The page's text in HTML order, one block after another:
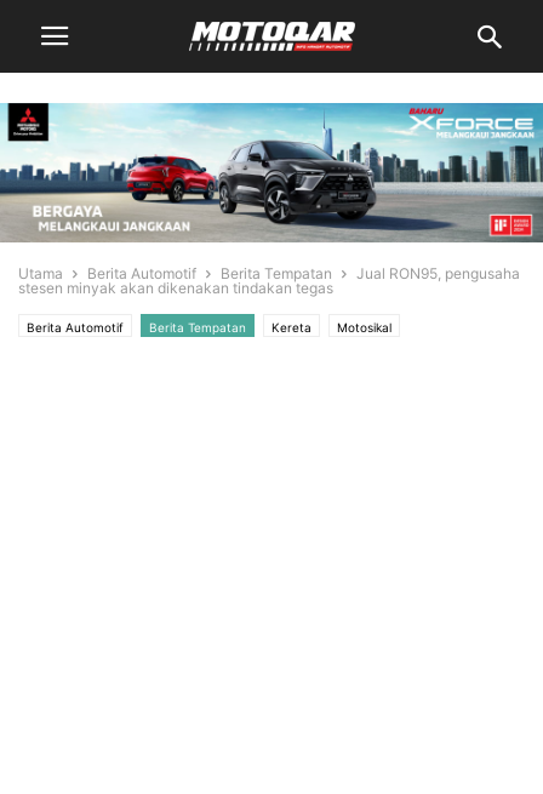
Utama Berita Automotif Berita Tempatan
Jual RON95, pengusaha
stesen minyak akan dikenakan tindakan tegas
Berita Automotif Berita Tempatan Kereta Motosikal